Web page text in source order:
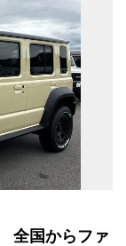
全国からファ